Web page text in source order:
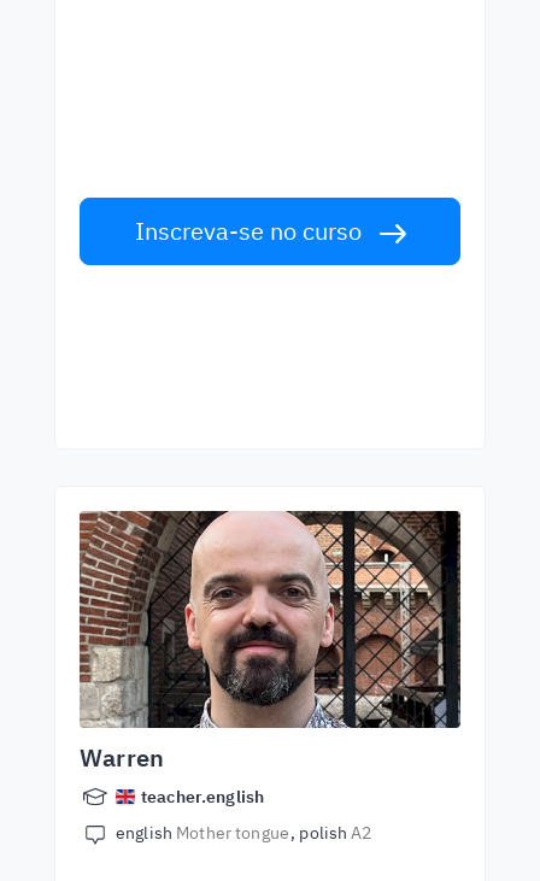
Inscreva-se no curso
Warren
teacher.english
english Mother tongue polishA2